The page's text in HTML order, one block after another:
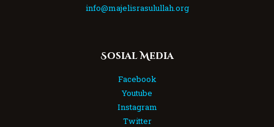
info@majelisrasulullah.org
Sosial Media
Facebook
Youtube
Instagram
Twitter